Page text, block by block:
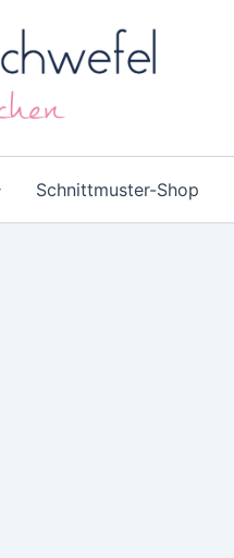
Schnittmuster-Shop